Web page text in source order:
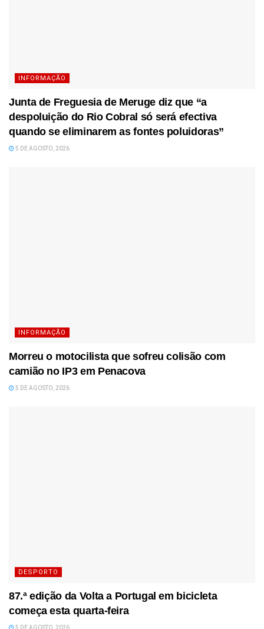
INFORMAÇÃO
Junta de Freguesia de Meruge diz que “a
despoluição do Rio Cobral só será efectiva
quando se eliminarem as fontes poluidoras”
5 DE AGOSTO, 2026
INFORMAÇÃO
Morreu o motocilista que sofreu colisão com
camião no IP3 em Penacova
5 DE AGOSTO, 2026
DESPORTO
87.ª edição da Volta a Portugal em bicicleta
começa esta quarta-feira
5 DE AGOSTO, 2026